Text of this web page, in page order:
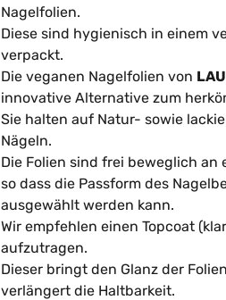
Nagelfolien.
Diese sind hygienisch in einem
verpackt.
Die veganen Nagelfolien von
innovative Alternative zum
Sie halten auf Natur- sowie
Nägeln.
Die Folien sind frei beweglich
so dass die Passform des
ausgewählt werden kann.
Wir empfehlen einen Topcoat
aufzutragen.
Dieser bringt den Glanz der
verlängert die Haltbarkeit.